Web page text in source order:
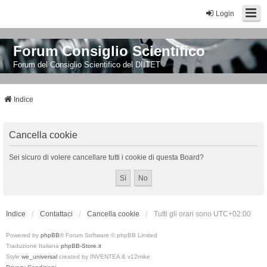
Login
Forum Consiglio Scientifico
Forum del Consiglio Scientifico del DIITET
Indice
Cancella cookie
Sei sicuro di volere cancellare tutti i cookie di questa Board?
Indice Contattaci Cancella cookie Tutti gli orari sono UTC+02:00
Powered by phpBB® Forum Software © phpBB Limited
Traduzione Italiana phpBB-Store.it
Style we_universal created by INVENTEA & v12mike